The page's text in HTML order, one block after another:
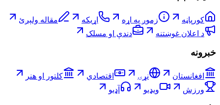
کورپاڼه زموږ په اړه اړیکه
مقاله ولېږئ
د اعلان غوښتنه
دندې او مسلک
خبرونه
افغانستان نړۍ اقتصادي
کلتور او هنر
ورزش
ویډیو آډیو